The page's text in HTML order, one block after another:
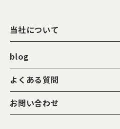
当社について
blog
よくある質問
お問い合わせ